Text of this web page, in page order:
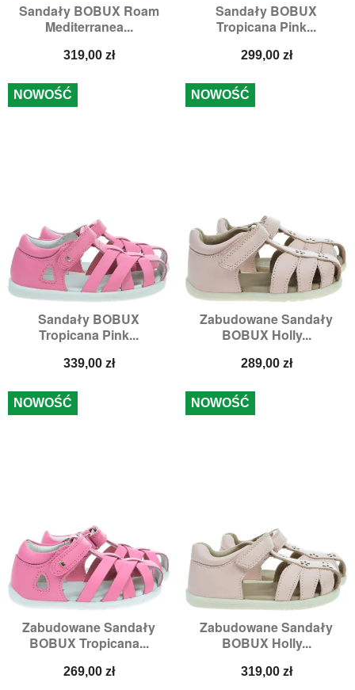
Sandały BOBUX Roam
Mediterranea...
Cena
319,00 zł
Sandały BOBUX
Tropicana Pink...
Cena
299,00 zł
Sandały BOBUX
Tropicana Pink...
Cena
339,00 zł
NOWOŚĆ
Zabudowane Sandały
BOBUX Holly...
Cena
289,00 zł
NOWOŚĆ
Zabudowane Sandały
BOBUX Tropicana...
Cena
269,00 zł
NOWOŚĆ
Zabudowane Sandały
BOBUX Holly...
Cena
319,00 zł
NOWOŚĆ